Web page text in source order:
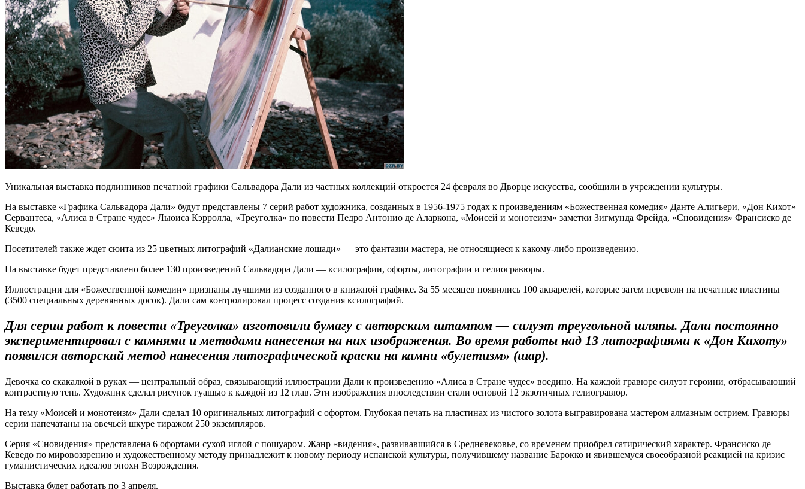
Уникальная выставка подлинников печатной графики Сальвадора Дали из частных коллекций откроется 24 февраля во Дворце искусства, сообщили в учреждении культуры.
На выставке «Графика Сальвадора Дали» будут представлены 7 серий работ художника, созданных в 1956-1975 годах к произведениям «Божественная комедия» Данте Алигьери, «Дон Кихот»
Сервантеса, «Алиса в Стране чудес» Льюиса Кэрролла, «Треуголка» по повести Педро Антонио де Аларкона, «Моисей и монотеизм» заметки Зигмунда Фрейда, «Сновидения» Франсиско де
Кеведо.
Посетителей также ждет сюита из 25 цветных литографий «Далианские лошади» — это фантазии мастера, не относящиеся к какому-либо произведению.
На выставке будет представлено более 130 произведений Сальвадора Дали — ксилографии, офорты, литографии и гелиогравюры.
Иллюстрации для «Божественной комедии» признаны лучшими из созданного в книжной графике. За 55 месяцев появились 100 акварелей, которые затем перевели на печатные пластины
(3500 специальных деревянных досок). Дали сам контролировал процесс создания ксилографий.
Для серии работ к повести «Треуголка» изготовили бумагу с авторским штампом — силуэт треугольной шляпы. Дали постоянно
экспериментировал с камнями и методами нанесения на них изображения. Во время работы над 13 литографиями к «Дон Кихоту»
появился авторский метод нанесения литографической краски на камни «булетизм» (шар).
Девочка со скакалкой в руках — центральный образ, связывающий иллюстрации Дали к произведению «Алиса в Стране чудес» воедино. На каждой гравюре силуэт героини, отбрасывающий
контрастную тень. Художник сделал рисунок гуашью к каждой из 12 глав. Эти изображения впоследствии стали основой 12 экзотичных гелиогравюр.
На тему «Моисей и монотеизм» Дали сделал 10 оригинальных литографий с офортом. Глубокая печать на пластинах из чистого золота выгравирована мастером алмазным острием. Гравюры
серии напечатаны на овечьей шкуре тиражом 250 экземпляров.
Серия «Сновидения» представлена 6 офортами сухой иглой с пошуаром. Жанр «видения», развивавшийся в Средневековье, со временем приобрел сатирический характер. Франсиско де
Кеведо по мировоззрению и художественному методу принадлежит к новому периоду испанской культуры, получившему название Барокко и явившемуся своеобразной реакцией на кризис
гуманистических идеалов эпохи Возрождения.
Выставка будет работать по 3 апреля.